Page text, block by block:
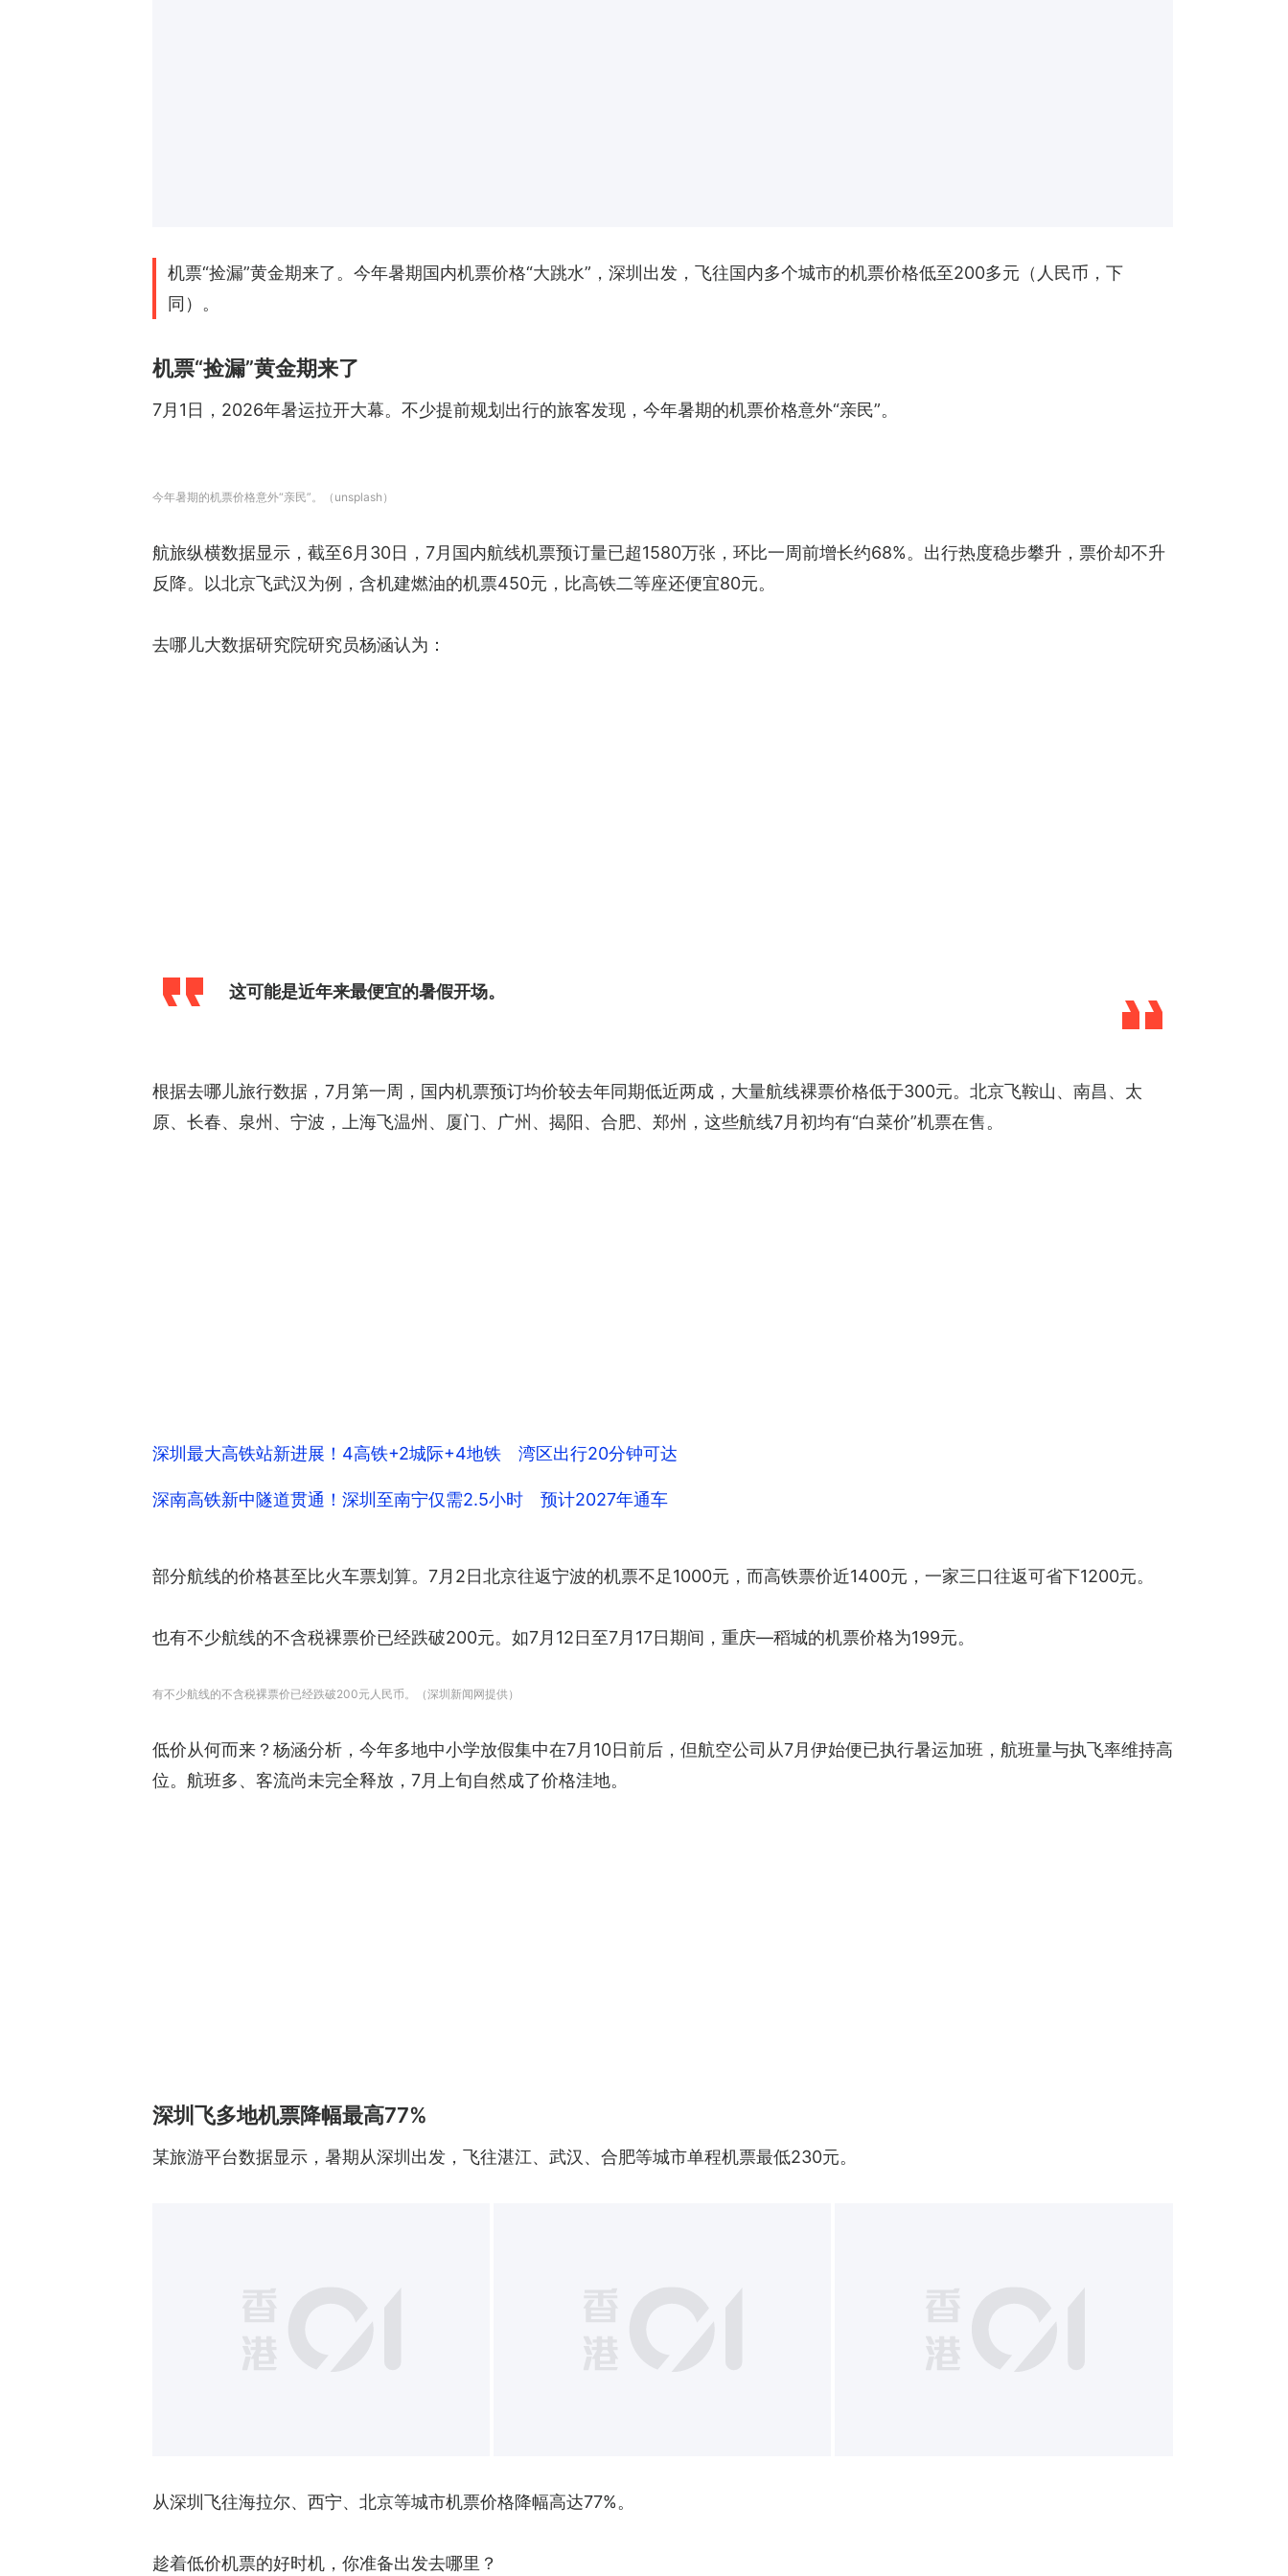
机票“捡漏”黄金期来了。今年暑期国内机票价格“大跳水”，深圳出发，飞往国内多个城市的机票价格低至200多元（人民币，下
同）。
机票“捡漏”黄金期来了
7月1日，2026年暑运拉开大幕。不少提前规划出行的旅客发现，今年暑期的机票价格意外“亲民”。
今年暑期的机票价格意外“亲民”。（unsplash）
航旅纵横数据显示，截至6月30日，7月国内航线机票预订量已超1580万张，环比一周前增长约68%。出行热度稳步攀升，票价却不升
反降。以北京飞武汉为例，含机建燃油的机票450元，比高铁二等座还便宜80元。
去哪儿大数据研究院研究员杨涵认为：
这可能是近年来最便宜的暑假开场。
根据去哪儿旅行数据，7月第一周，国内机票预订均价较去年同期低近两成，大量航线裸票价格低于300元。北京飞鞍山、南昌、太
原、长春、泉州、宁波，上海飞温州、厦门、广州、揭阳、合肥、郑州，这些航线7月初均有“白菜价”机票在售。
深圳最大高铁站新进展！4高铁+2城际+4地铁 湾区出行20分钟可达
深南高铁新中隧道贯通！深圳至南宁仅需2.5小时 预计2027年通车
部分航线的价格甚至比火车票划算。7月2日北京往返宁波的机票不足1000元，而高铁票价近1400元，一家三口往返可省下1200元。
也有不少航线的不含税裸票价已经跌破200元。如7月12日至7月17日期间，重庆—稻城的机票价格为199元。
有不少航线的不含税裸票价已经跌破200元人民币。（深圳新闻网提供）
低价从何而来？杨涵分析，今年多地中小学放假集中在7月10日前后，但航空公司从7月伊始便已执行暑运加班，航班量与执飞率维持高
位。航班多、客流尚未完全释放，7月上旬自然成了价格洼地。
深圳飞多地机票降幅最高77%
某旅游平台数据显示，暑期从深圳出发，飞往湛江、武汉、合肥等城市单程机票最低230元。
从深圳飞往海拉尔、西宁、北京等城市机票价格降幅高达77%。
趁着低价机票的好时机，你准备出发去哪里？